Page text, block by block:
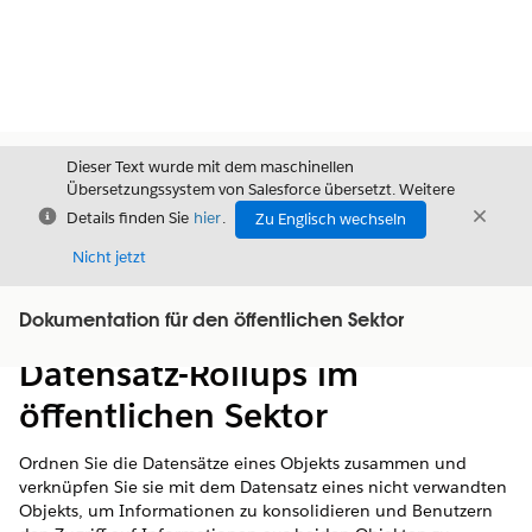
Schließen
Dieser Text wurde mit dem maschinellen
Übersetzungssystem von Salesforce übersetzt. Weitere
Details finden Sie hier.
Zu Englisch wechseln
Nicht jetzt
Dokumentation für den öffentlichen Sektor
Inhalt anzeigen
Inhalt
Datensatz-Rollups im
öffentlichen Sektor
Ordnen Sie die Datensätze eines Objekts zusammen und
verknüpfen Sie sie mit dem Datensatz eines nicht verwandten
Objekts, um Informationen zu konsolidieren und Benutzern